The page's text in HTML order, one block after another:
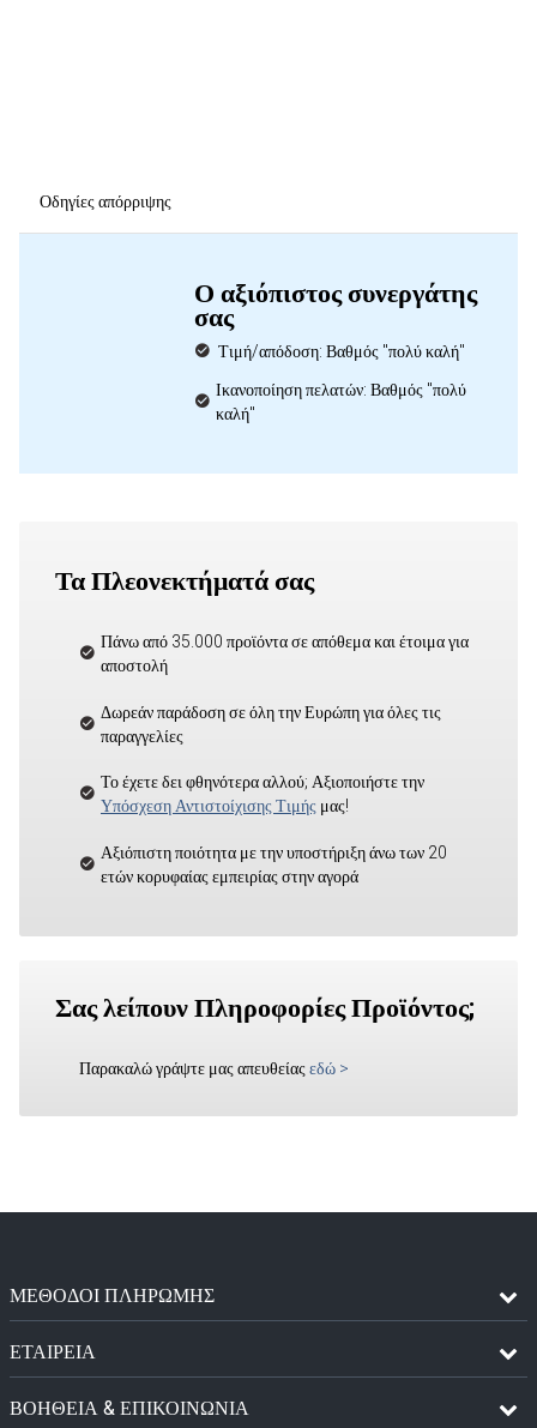
Οδηγίες απόρριψης
Ο αξιόπιστος συνεργάτης
σας
Τιμή/απόδοση: Βαθμός "πολύ καλή"
Ικανοποίηση πελατών: Βαθμός "πολύ
καλή"
Τα Πλεονεκτήματά σας
Πάνω από 35.000 προϊόντα σε απόθεμα και έτοιμα για
αποστολή
Δωρεάν παράδοση σε όλη την Ευρώπη για όλες τις
παραγγελίες
Το έχετε δει φθηνότερα αλλού; Αξιοποιήστε την
Υπόσχεση Αντιστοίχισης Τιμής μας!
Αξιόπιστη ποιότητα με την υποστήριξη άνω των 20
ετών κορυφαίας εμπειρίας στην αγορά
Σας λείπουν Πληροφορίες Προϊόντος;
Παρακαλώ γράψτε μας απευθείας εδώ >
ΜΈΘΟΔΟΙ ΠΛΗΡΩΜΉΣ
ΕΤΑΙΡΕΙΑ
ΒΟΗΘΕΙΑ & ΕΠΙΚΟΙΝΩΝΙΑ